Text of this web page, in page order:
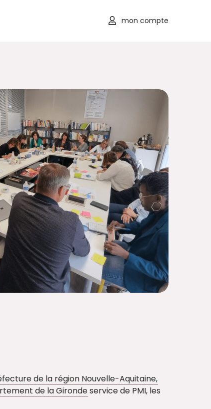
mon compte
de la région Nouvelle-Aquitaine,
de la Girondeservice de PMI, les